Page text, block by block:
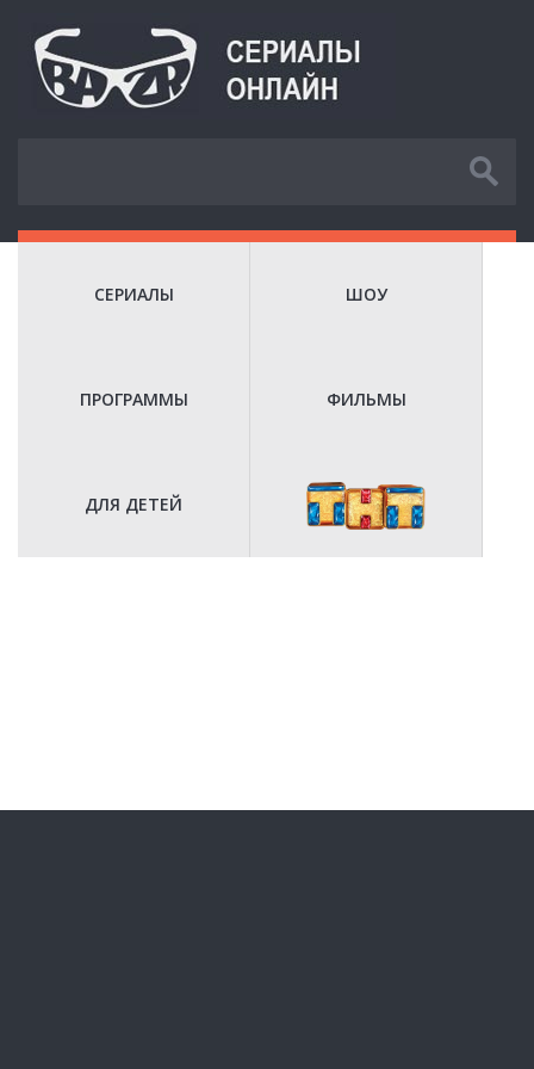
СЕРИАЛЫ ШОУ
ПРОГРАММЫ ФИЛЬМЫ
ДЛЯ ДЕТЕЙ